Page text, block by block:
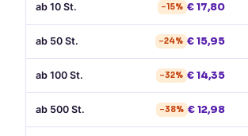
ab 10 St. −15% €17,80
ab 50 St. −24% €15,95
ab 100 St. −32% €14,35
ab 500 St. −38% €12,98